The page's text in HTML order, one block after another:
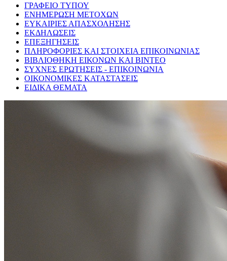
ΓΡΑΦΕΙΟ ΤΥΠΟΥ
ΕΝΗΜΕΡΩΣΗ ΜΕΤΟΧΩΝ
ΕΥΚΑΙΡΙΕΣ ΑΠΑΣΧΟΛΗΣΗΣ
ΕΚΔΗΛΩΣΕΙΣ
ΕΠΕΞΗΓΗΣΕΙΣ
ΠΛΗΡΟΦΟΡΙΕΣ ΚΑΙ ΣΤΟΙΧΕΙΑ ΕΠΙΚΟΙΝΩΝΙΑΣ
ΒΙΒΛΙΟΘΗΚΗ ΕΙΚΟΝΩΝ ΚΑΙ ΒΙΝΤΕΟ
ΣΥΧΝΕΣ ΕΡΩΤΗΣΕΙΣ - ΕΠΙΚΟΙΝΩΝΙΑ
ΟΙΚΟΝΟΜΙΚΕΣ ΚΑΤΑΣΤΑΣΕΙΣ
ΕΙΔΙΚΑ ΘΕΜΑΤΑ